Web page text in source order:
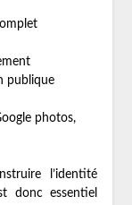
publique
photos,
l’identité
donc essentiel